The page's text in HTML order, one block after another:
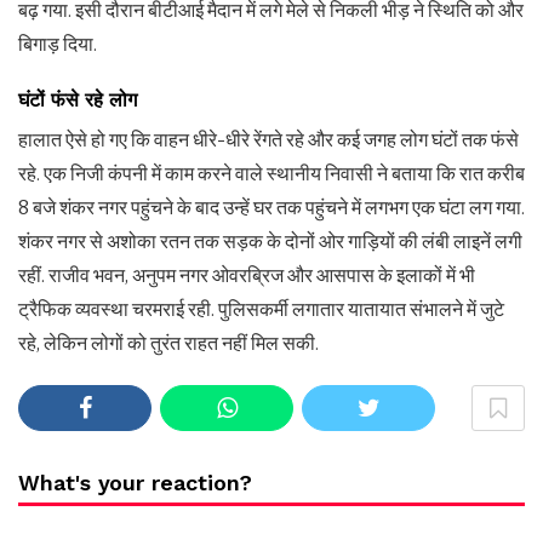
बढ़ गया. इसी दौरान बीटीआई मैदान में लगे मेले से निकली भीड़ ने स्थिति को और
बिगाड़ दिया.
घंटों फंसे रहे लोग
हालात ऐसे हो गए कि वाहन धीरे-धीरे रेंगते रहे और कई जगह लोग घंटों तक फंसे
रहे. एक निजी कंपनी में काम करने वाले स्थानीय निवासी ने बताया कि रात करीब
8 बजे शंकर नगर पहुंचने के बाद उन्हें घर तक पहुंचने में लगभग एक घंटा लग गया.
शंकर नगर से अशोका रतन तक सड़क के दोनों ओर गाड़ियों की लंबी लाइनें लगी
रहीं. राजीव भवन, अनुपम नगर ओवरब्रिज और आसपास के इलाकों में भी
ट्रैफिक व्यवस्था चरमराई रही. पुलिसकर्मी लगातार यातायात संभालने में जुटे
रहे, लेकिन लोगों को तुरंत राहत नहीं मिल सकी.
What's your reaction?